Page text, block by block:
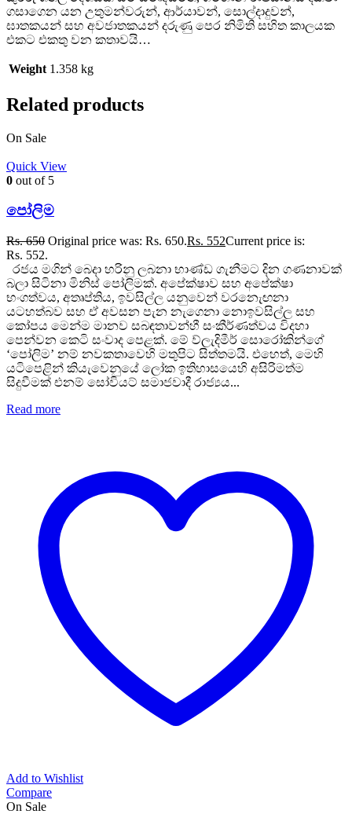
ගසාගෙන යන උතුමන්වරුන්, ආර්යාවන්, සොල්දාදුවන්,
ඝාතකයන් සහ අවජාතකයන් දරුණු පෙර නිමිති සහිත කාලයක
එකට එකතු වන කතාවයි…
Weight 1.358 kg
Related products
On Sale
Quick View
0 out of 5
පෝලිම
Rs.650 Original price was: Rs. 650.Rs. 552Current price is:
Rs. 552.
රජය මගින් බෙදා හරිනු ලබනා භාණ්ඩ ගැනීමට දින ගණනාවක්
බලා සිටිනා මිනිස් පෝලිමක්. අපේක්ෂාව සහ අපේක්ෂා
භංගත්වය, අතෘප්තිය, ඉවසිල්ල යනුවෙන් වරනැෙඟනා
යටහත්බව සහ ඒ අවසන පැන නැගෙනා නොඉවසිල්ල සහ
කෝපය මෙන්ම මානව සබඳතාවන්හී සංකීර්ණත්වය විදහා
පෙන්වන කෙටි සංවාද පෙළක්. මේ ව්ලැදිමීර් සොරෝකින්ගේ
‘පෝලිම’ නම් නවකතාවෙහි මතුපිට සිත්තමයි. එහෙත්, මෙහි
යටිපෙළින් කියැවෙනුයේ ලෝක ඉතිහාසයෙහි අසිරිමත්ම
සිදුවීමක් එනම් සෝවියට් සමාජවාදී රාජ්‍යය...
Read more
Add to Wishlist
Compare
On Sale